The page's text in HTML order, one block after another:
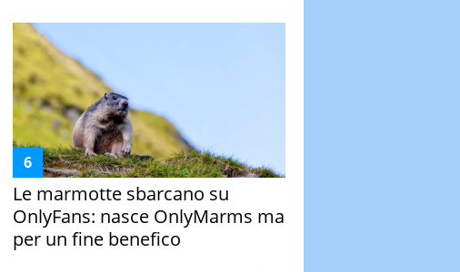
Le marmotte sbarcano su
OnlyFans: nasce OnlyMarms ma
per un fine benefico